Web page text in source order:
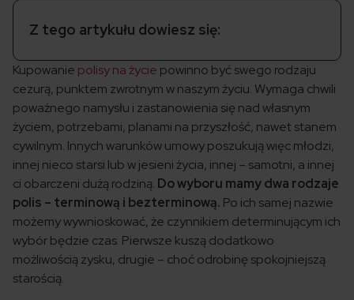
Z tego artykułu dowiesz się:
Kupowanie polisy na życie powinno być swego rodzaju
cezurą, punktem zwrotnym w naszym życiu. Wymaga chwili
poważnego namysłu i zastanowienia się nad własnym
życiem, potrzebami, planami na przyszłość, nawet stanem
cywilnym. Innych warunków umowy poszukują więc młodzi,
innej nieco starsi lub w jesieni życia, innej – samotni, a innej
ci obarczeni dużą rodziną. Do wyboru mamy dwa rodzaje
polis – terminową i bezterminową. Po ich samej nazwie
możemy wywnioskować, że czynnikiem determinującym ich
wybór będzie czas. Pierwsze kuszą dodatkowo
możliwością zysku, drugie – choć odrobinę spokojniejszą
starością.